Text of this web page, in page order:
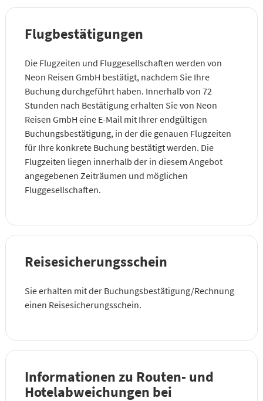
Flugbestätigungen
Die Flugzeiten und Fluggesellschaften werden von
Neon Reisen GmbH bestätigt, nachdem Sie Ihre
Buchung durchgeführt haben. Innerhalb von 72
Stunden nach Bestätigung erhalten Sie von Neon
Reisen GmbH eine E-Mail mit Ihrer endgültigen
Buchungsbestätigung, in der die genauen Flugzeiten
für Ihre konkrete Buchung bestätigt werden. Die
Flugzeiten liegen innerhalb der in diesem Angebot
angegebenen Zeiträumen und möglichen
Fluggesellschaften.
Reisesicherungsschein
Sie erhalten mit der Buchungsbestätigung/Rechnung
einen Reisesicherungsschein.
Informationen zu Routen- und
Hotelabweichungen bei